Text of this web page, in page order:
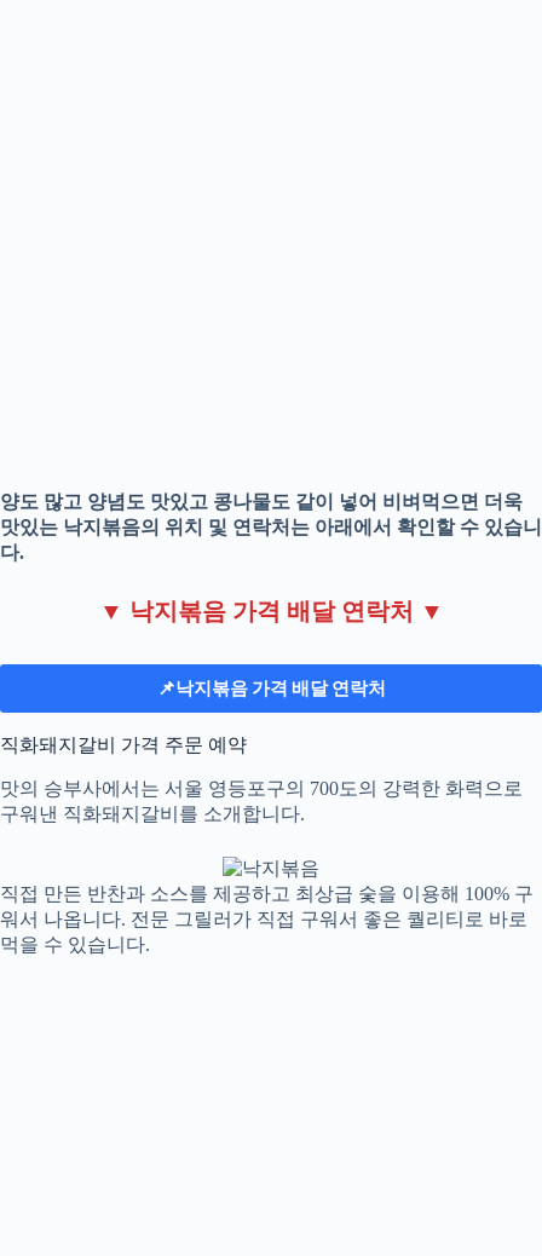
양도 많고 양념도 맛있고 콩나물도 같이 넣어 비벼먹으면 더욱
맛있는 낙지볶음의 위치 및 연락처는 아래에서 확인할 수 있습니
다.
▼ 낙지볶음 가격 배달 연락처 ▼
📌낙지볶음 가격 배달 연락처
직화돼지갈비 가격 주문 예약
맛의 승부사에서는 서울 영등포구의 700도의 강력한 화력으로
구워낸 직화돼지갈비를 소개합니다.
직접 만든 반찬과 소스를 제공하고 최상급 숯을 이용해 100% 구
워서 나옵니다. 전문 그릴러가 직접 구워서 좋은 퀄리티로 바로
먹을 수 있습니다.